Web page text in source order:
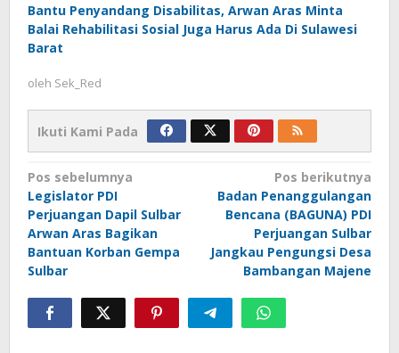
Bantu Penyandang Disabilitas, Arwan Aras Minta
Balai Rehabilitasi Sosial Juga Harus Ada Di Sulawesi
Barat
oleh Sek_Red
Ikuti Kami Pada
Navigasi
pos
Pos sebelumnya
Legislator PDI
Perjuangan Dapil Sulbar
Arwan Aras Bagikan
Bantuan Korban Gempa
Sulbar
Pos berikutnya
Badan Penanggulangan
Bencana (BAGUNA) PDI
Perjuangan Sulbar
Jangkau Pengungsi Desa
Bambangan Majene